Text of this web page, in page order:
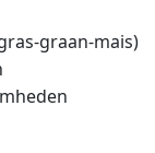
graan-mais)